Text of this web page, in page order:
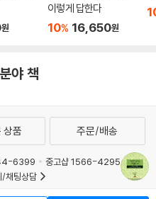
원
이렇게 답한다
10% 16,650원
야 책
상품 주문/배송
6399
중고샵 1566-4295
채팅상담